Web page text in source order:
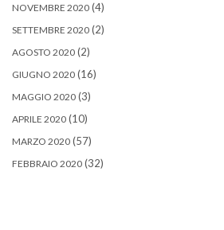
NOVEMBRE 2020 (4)
SETTEMBRE 2020 (2)
AGOSTO 2020 (2)
GIUGNO 2020 (16)
MAGGIO 2020 (3)
APRILE 2020 (10)
MARZO 2020 (57)
FEBBRAIO 2020 (32)